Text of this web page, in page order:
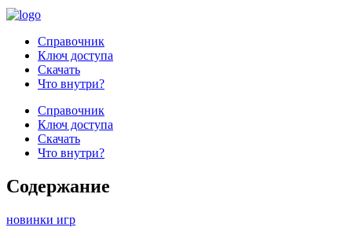
Справочник
Ключ доступа
Скачать
Что внутри?
Справочник
Ключ доступа
Скачать
Что внутри?
Содержание
новинки игр